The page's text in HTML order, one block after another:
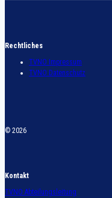
Rechtliches
TVNO Impressum
TVNO Datenschutz
© 2026
Kontakt
TVNO Abteilungsleitung